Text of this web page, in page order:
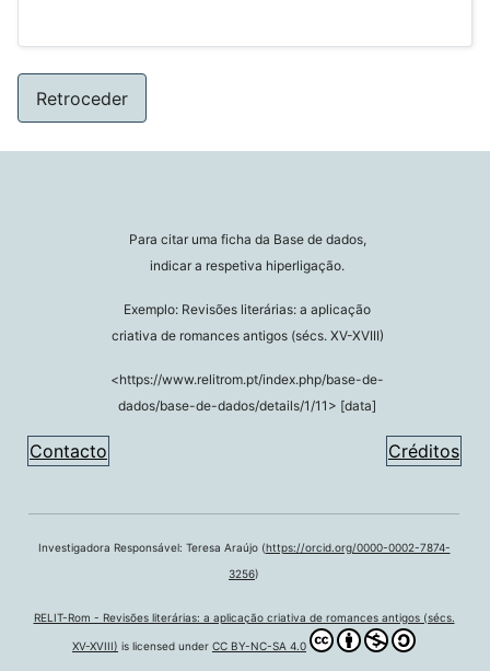
Retroceder
Para citar uma ficha da Base de dados,
indicar a respetiva hiperligação.
Exemplo: Revisões literárias: a aplicação
criativa de romances antigos (sécs. XV-XVIII)
<https://www.relitrom.pt/index.php/base-de-
dados/base-de-dados/details/1/11> [data]
Contacto Créditos
Investigadora Responsável: Teresa Araújo (https://orcid.org/0000-0002-7874-
3256)
RELIT-Rom - Revisões literárias: a aplicação criativa de romances antigos (sécs.
XV-XVIII) is licensed under CC BY-NC-SA 4.0